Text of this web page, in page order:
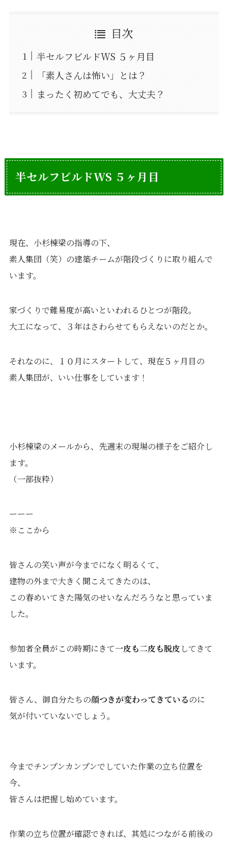
目次
半セルフビルドWS ５ヶ月目
「素人さんは怖い」とは？
まったく初めてでも、大丈夫？
半セルフビルドWS ５ヶ月目
現在、小杉棟梁の指導の下、
素人集団（笑）の建築チームが階段づくりに取り組んで
います。
家づくりで難易度が高いといわれるひとつが階段。
大工になって、３年はさわらせてもらえないのだとか。
それなのに、１０月にスタートして、現在５ヶ月目の
素人集団が、いい仕事をしています！
小杉棟梁のメールから、先週末の現場の様子をご紹介し
ます。
（一部抜粋）
ーーー
※ここから
皆さんの笑い声が今までになく明るくて、
建物の外まで大きく聞こえてきたのは、
この春めいてきた陽気のせいなんだろうなと思っていま
した。
参加者全員がこの時期にきて一皮も二皮も脱皮 してきて
います。
皆さん、御自分たちの顔つきが変わってきているのに
気が付いていないでしょう。
今までチンプンカンプンでしていた作業の立ち位置を
今、
皆さんは把握し始めています。
作業の立ち位置が確認できれば、其処につながる前後の